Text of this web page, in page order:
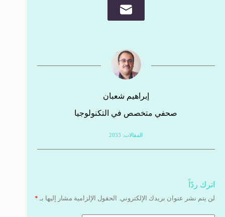
إبراهيم شعبان
صحفي متخصص في التكنولوجيا
المقالات: 2033
اترك ردّاً
لن يتم نشر عنوان بريدك الإلكتروني. الحقول الإلزامية مشار إليها بـ *